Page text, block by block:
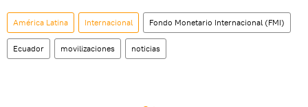
América Latina Internacional Fondo Monetario Internacional (FMI)
Ecuador movilizaciones noticias